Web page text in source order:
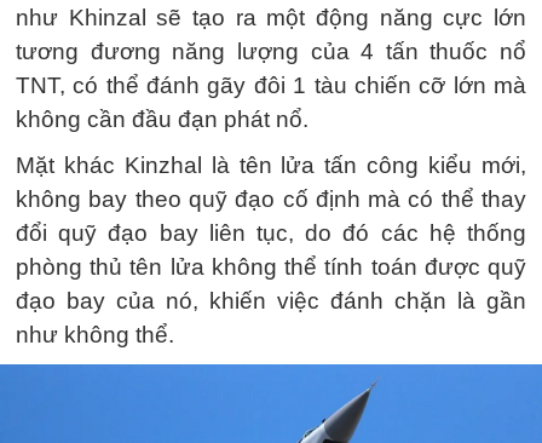
như Khinzal sẽ tạo ra một động năng cực lớn
tương đương năng lượng của 4 tấn thuốc nổ
TNT, có thể đánh gãy đôi 1 tàu chiến cỡ lớn mà
không cần đầu đạn phát nổ.
Mặt khác Kinzhal là tên lửa tấn công kiểu mới,
không bay theo quỹ đạo cố định mà có thể thay
đổi quỹ đạo bay liên tục, do đó các hệ thống
phòng thủ tên lửa không thể tính toán được quỹ
đạo bay của nó, khiến việc đánh chặn là gần
như không thể.